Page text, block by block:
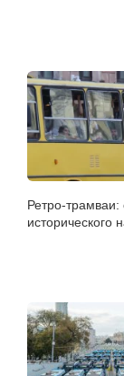
Ретро-трамваи:
исторического